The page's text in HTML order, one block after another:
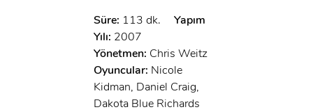
Süre: 113 dk.
Yapım
Yılı: 2007
Yönetmen: Chris Weitz
Oyuncular: Nicole
Kidman, Daniel Craig,
Dakota Blue Richards